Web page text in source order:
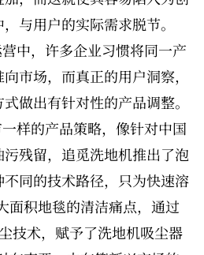
与用户的实际需求脱节。
中，许多企业习惯将同一产
市场，而真正的用户洞察，
做出有针对性的产品调整。
样的产品策略，像针对中国
残留，追觅洗地机推出了泡
同的技术路径，只为快速溶
面积地毯的清洁痛点，通过
技术，赋予了洗地机吸尘器